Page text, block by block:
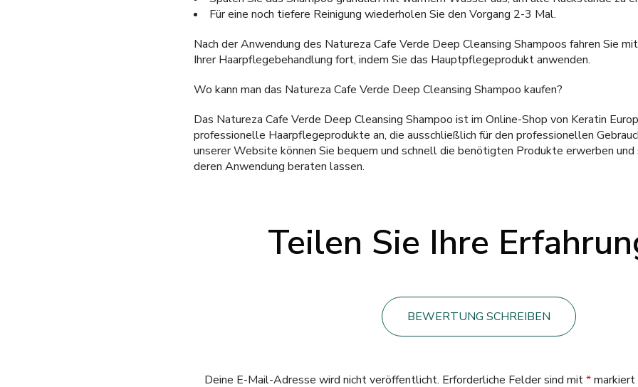
Für eine noch tiefere Reinigung wiederholen Sie den Vorgang 2-3 Mal.
Nach der Anwendung des Natureza Cafe Verde Deep Cleansing Shampoos fahren Sie
Ihrer Haarpflegebehandlung fort, indem Sie das Hauptpflegeprodukt anwenden.
Wo kann man das Natureza Cafe Verde Deep Cleansing Shampoo kaufen?
Das Natureza Cafe Verde Deep Cleansing Shampoo ist im Online-Shop von Keratin
professionelle Haarpflegeprodukte an, die ausschließlich für den professionellen
unserer Website können Sie bequem und schnell die benötigten Produkte erwerben
deren Anwendung beraten lassen.
Teilen Sie Ihre
BEWERTUNG SCHREIBEN
Deine E-Mail-Adresse wird nicht veröffentlicht. Erforderliche Felder sind mit*markiert